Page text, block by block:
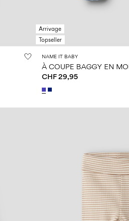
Arrivage
Topseller
NAME IT BABY
À COUPE BAGGY EN
CHF 29,95